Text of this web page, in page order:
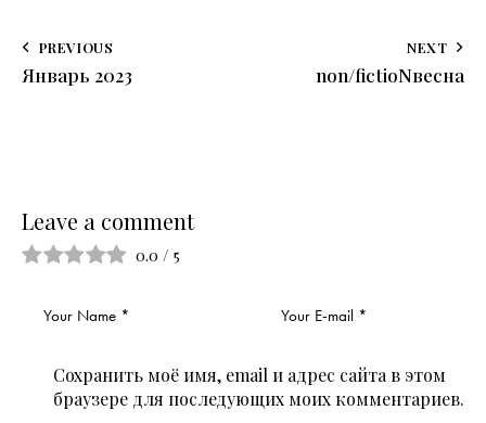
PREVIOUS
Январь 2023
NEXT
non/fictioNвесна
Leave a comment
0.0 / 5
Сохранить моё имя, email и адрес сайта в этом
браузере для последующих моих комментариев.